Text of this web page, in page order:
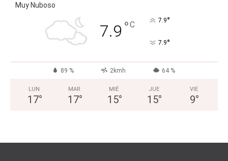
Muy Nuboso
7.9 °C 7.9°
7.9°
89 % 2kmh 64 %
LUN
17°
MAR
17°
MIÉ
15°
JUE
15°
VIE
9°